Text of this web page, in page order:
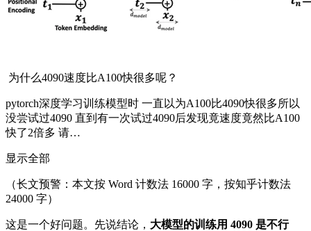
为什么4090速度比A100快很多呢？
pytorch深度学习训练模型时 一直以为A100比4090快很多所以
没尝试过4090 直到有一次试过4090后发现竟速度竟然比A100
快了2倍多 请…
显示全部
（长文预警：本文按 Word 计数法 16000 字，按知乎计数法
24000 字）
这是一个好问题。先说结论， 大模型的训练用 4090 是不行